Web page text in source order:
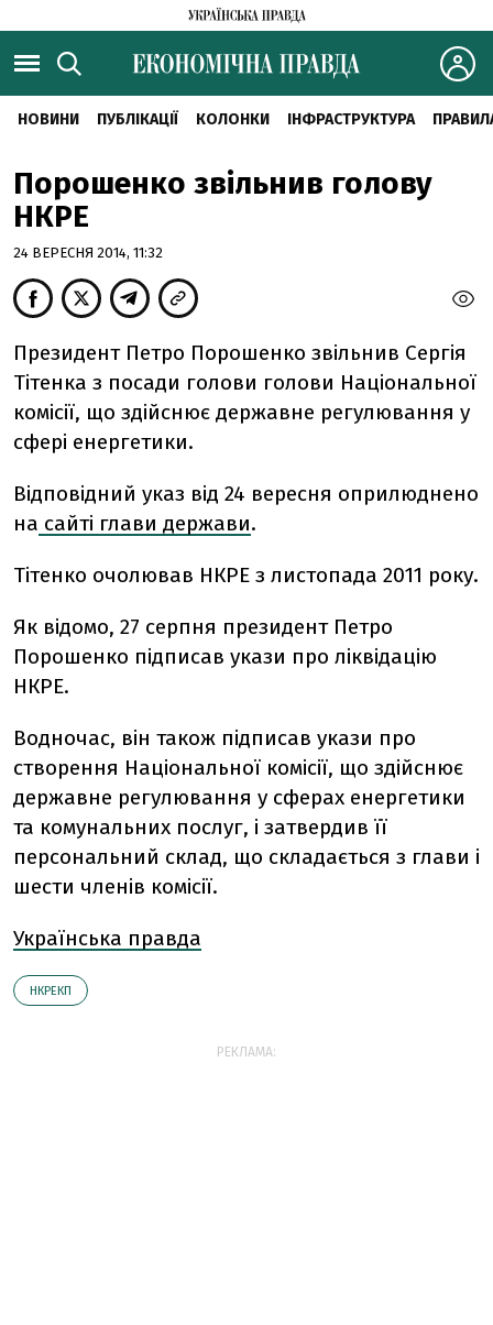
НОВИНИ ПУБЛІКАЦІЇ КОЛОНКИ ІНФРАСТРУКТУРА
Порошенко звільнив голову
НКРЕ
24 ВЕРЕСНЯ 2014, 11:32
Президент Петро Порошенко звільнив Сергія
Тітенка з посади голови голови Національної
комісії, що здійснює державне регулювання у
сфері енергетики.
Відповідний указ від 24 вересня оприлюднено
на сайті глави держави.
Тітенко очолював НКРЕ з листопада 2011 року.
Як відомо, 27 серпня президент Петро
Порошенко підписав укази про ліквідацію
НКРЕ.
Водночас, він також підписав укази про
створення Національної комісії, що здійснює
державне регулювання у сферах енергетики
та комунальних послуг, і затвердив її
персональний склад, що складається з глави і
шести членів комісії.
Українська правда
НКРЕКП
РЕКЛАМА: